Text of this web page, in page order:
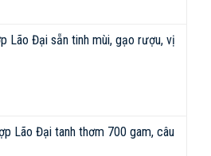
Lão Đại sẵn tinh mùi, gạo rượu, vị
Lão Đại tanh thơm 700 gam, câu